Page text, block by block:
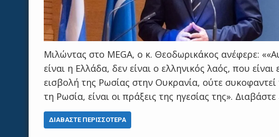
Μιλώντας στο MEGA, ο κ. Θεοδωρικάκος ανέφερε:
είναι η Ελλάδα, δεν είναι ο ελληνικός λαός, που
εισβολή της Ρωσίας στην Ουκρανία, ούτε
τη Ρωσία, είναι οι πράξεις της ηγεσίας της».
ΔΙΑΒΆΣΤΕ ΠΕΡΙΣΣΌΤΕΡΑ